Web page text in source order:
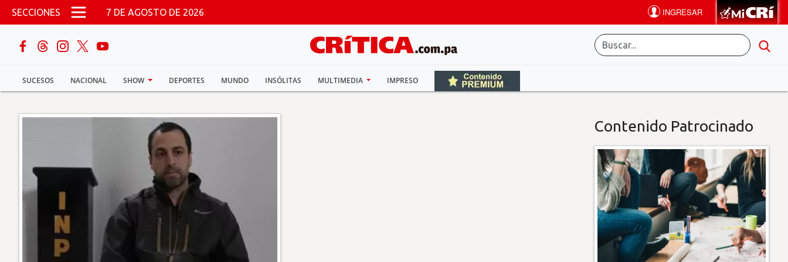
Pasar al contenido principal
SECCIONES 7 DE AGOSTO DE 2026
SUCESOS NACIONAL SHOW DEPORTES MUNDO INSÓLITAS MULTIMEDIA IMPRESO
buscar
Sucesos
Nacional
Contenido Patrocinado